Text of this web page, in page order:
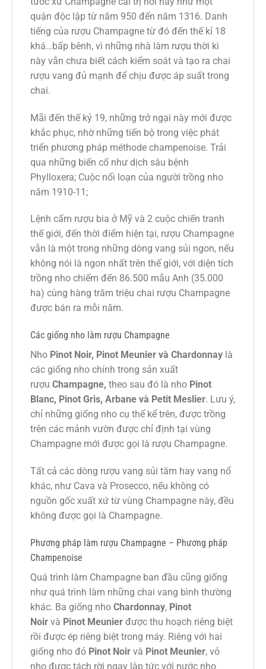
quận độc lập từ năm 950 đến năm 1316. Danh
tiếng của rượu Champagne từ đó đến thế kỉ 18
khá…bấp bênh, vì những nhà làm rượu thời kì
này vẫn chưa biết cách kiểm soát và tạo ra chai
rượu vang đủ mạnh để chịu được áp suất trong
chai.
Mãi đến thế kỷ 19, những trở ngại này mới được
khắc phục, nhờ những tiến bộ trong việc phát
triển phương pháp méthode champenoise. Trải
qua những biến cố như dịch sâu bệnh
Phylloxera; Cuộc nổi loạn của người trồng nho
năm 1910-11;
Lệnh cấm rượu bia ở Mỹ và 2 cuộc chiến tranh
thế giới, đến thời điểm hiện tại, rượu Champagne
vẫn là một trong những dòng vang sủi ngon, nếu
không nói là ngon nhất trên thế giới, với diện tích
trồng nho chiếm đến 86.500 mẫu Anh (35.000
ha) cùng hàng trăm triệu chai rượu Champagne
được bán ra mỗi năm.
Các giống nho làm rượu Champagne
Nho Pinot Noir, Pinot Meunier và Chardonnay là
các giống nho chính trong sản xuất
rượu Champagne, theo sau đó là nho Pinot
Blanc, Pinot Gris, Arbane và Petit Meslier. Lưu ý,
chỉ những giống nho cụ thể kể trên, được trồng
trên các mảnh vườn được chỉ định tại vùng
Champagne mới được gọi là rượu Champagne.
Tất cả các dòng rượu vang sủi tăm hay vang nổ
khác, như Cava và Prosecco, nếu không có
nguồn gốc xuất xứ từ vùng Champagne này, đều
không được gọi là Champagne.
Phương pháp làm rượu Champagne – Phương pháp
Champenoise
Quá trình làm Champagne ban đầu cũng giống
như quá trình làm những chai vang bình thường
khác. Ba giống nho Chardonnay, Pinot
Noir và Pinot Meunier được thu hoạch riêng biệt
rồi được ép riêng biệt trong máy. Riêng với hai
giống nho đỏ Pinot Noir và Pinot Meunier, vỏ
nho được tách rời ngay lập tức với nước nho